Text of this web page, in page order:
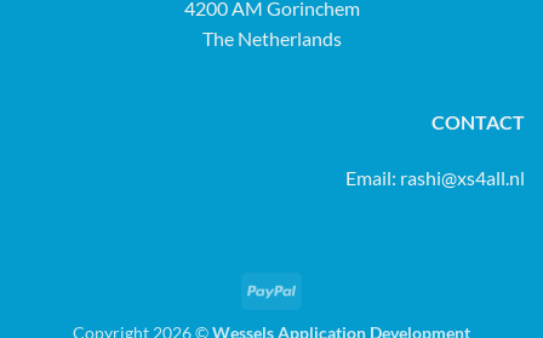
4200 AM Gorinchem
The Netherlands
CONTACT
Email: rashi@xs4all.nl
PayPal
Copyright 2026 ©Wessels Application Development